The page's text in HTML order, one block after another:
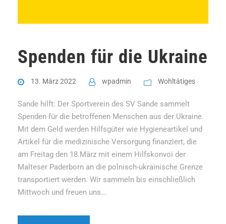
Spenden für die Ukraine
13. März 2022 wpadmin Wohltätiges
Sande hilft: Der Sportverein des SV Sande sammelt
Spenden für die betroffenen Menschen aus der Ukraine.
Mit dem Geld werden Hilfsgüter wie Hygieneartikel und
Artikel für die medizinische Versorgung finanziert, die
am Freitag den 18.März mit einem Hilfskonvoi der
Malteser Paderborn an die polnisch-ukrainische Grenze
transportiert werden. Wir sammeln bis einschließlich
Mittwoch und freuen uns...